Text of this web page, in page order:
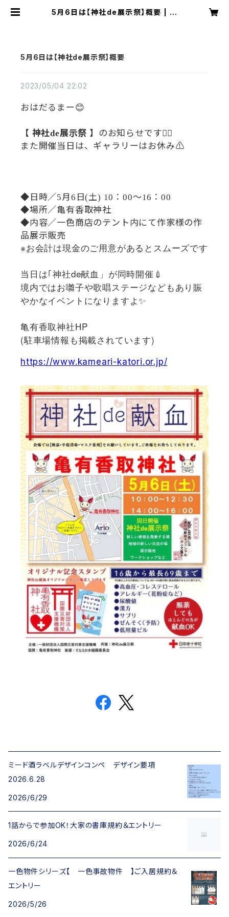
5月6日は【神社de展示祭】概要 | 一
5月6日は【神社de展示祭】概要
2023/05/04 22:02
おはだるまー😊
【 神社de展示祭 】のお知らせです💁‍♂️
また開催当日は、ギャラリーはお休み⚠️
◆日時／5月 6 日(土) 10 ：00～16 ： 00
◆場所／亀有香取神社
◆内容／一色商店のテント内にて作家様の作
品展示販売
※お会計は現金のご用意があるとスムーズです
当日は｢神社de献血」が同時開催💉
境内ではお囃子や歌唱ステージなどもあり賑
やかなイベントになりますよ✨
亀有香取神社HP
(駐車場情報も掲載されています)
https://www.kameari-katori.or.jp/
ミード酒ラベルデザインコンペ デザイン要項
2026.6.28
2026/6/29
1話からで参加OK！大家の書庫規約＆エントリー
2026/6/24
一色物件シリーズ【 一色事故物件 】ご入居規約＆
エントリー
2026/5/26